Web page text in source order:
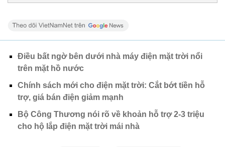
Điều bất ngờ bên dưới nhà máy điện mặt trời nổi
trên mặt hồ nước
Chính sách mới cho điện mặt trời: Cắt bớt tiền hỗ
trợ, giá bán điện giảm mạnh
Bộ Công Thương nói rõ về khoản hỗ trợ 2-3 triệu
cho hộ lắp điện mặt trời mái nhà